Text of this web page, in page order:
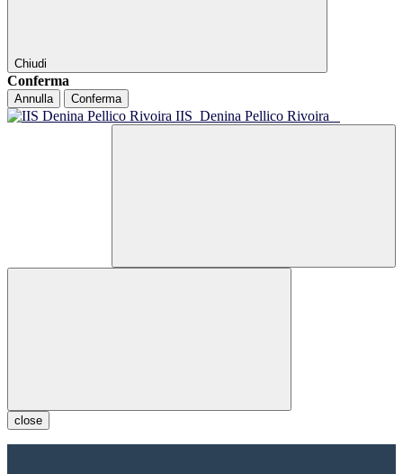
Chiudi
Conferma
Annulla Conferma
IIS Denina Pellico Rivoira
close